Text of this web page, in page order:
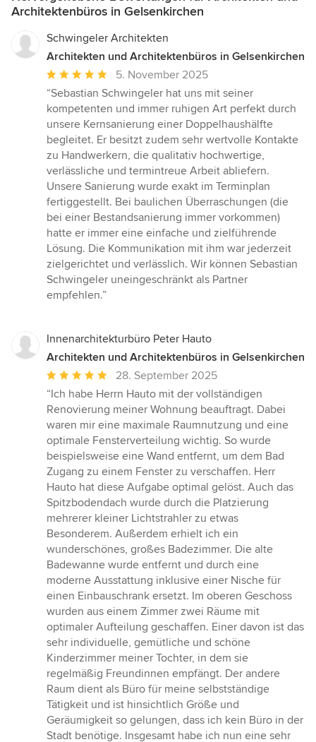
Architektenbüros in Gelsenkirchen
Schwingeler Architekten
Architekten und Architektenbüros in Gelsenkirchen
Durchschnittliche
Bewertung:
5
von
5
Sternen
5. November 2025
“Sebastian Schwingeler hat uns mit seiner
kompetenten und immer ruhigen Art perfekt durch
unsere Kernsanierung einer Doppelhaushälfte
begleitet. Er besitzt zudem sehr wertvolle Kontakte
zu Handwerkern, die qualitativ hochwertige,
verlässliche und termintreue Arbeit abliefern.
Unsere Sanierung wurde exakt im Terminplan
fertiggestellt. Bei baulichen Überraschungen (die
bei einer Bestandsanierung immer vorkommen)
hatte er immer eine einfache und zielführende
Lösung. Die Kommunikation mit ihm war jederzeit
zielgerichtet und verlässlich. Wir können Sebastian
Schwingeler uneingeschränkt als Partner
empfehlen.”
Innenarchitekturbüro Peter Hauto
Architekten und Architektenbüros in Gelsenkirchen
Durchschnittliche
Bewertung:
5
von
5
Sternen
28. September 2025
“Ich habe Herrn Hauto mit der vollständigen
Renovierung meiner Wohnung beauftragt. Dabei
waren mir eine maximale Raumnutzung und eine
optimale Fensterverteilung wichtig. So wurde
beispielsweise eine Wand entfernt, um dem Bad
Zugang zu einem Fenster zu verschaffen. Herr
Hauto hat diese Aufgabe optimal gelöst. Auch das
Spitzbodendach wurde durch die Platzierung
mehrerer kleiner Lichtstrahler zu etwas
Besonderem. Außerdem erhielt ich ein
wunderschönes, großes Badezimmer. Die alte
Badewanne wurde entfernt und durch eine
moderne Ausstattung inklusive einer Nische für
einen Einbauschrank ersetzt. Im oberen Geschoss
wurden aus einem Zimmer zwei Räume mit
optimaler Aufteilung geschaffen. Einer davon ist das
sehr individuelle, gemütliche und schöne
Kinderzimmer meiner Tochter, in dem sie
regelmäßig Freundinnen empfängt. Der andere
Raum dient als Büro für meine selbstständige
Tätigkeit und ist hinsichtlich Größe und
Geräumigkeit so gelungen, dass ich kein Büro in der
Stadt benötige. Insgesamt habe ich nun eine sehr